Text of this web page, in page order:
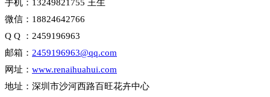
手机：13249821755 王生
微信：18824642766
Q Q ：2459196963
邮箱： 2459196963@qq.com
网址： www.renaihuahui.com
地址：深圳市沙河西路百旺花卉中心